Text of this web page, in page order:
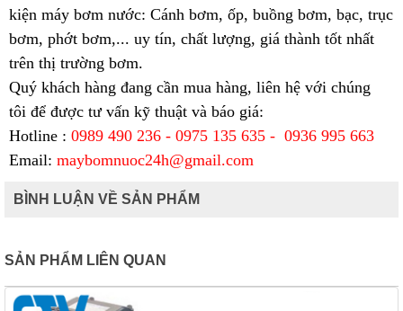
kiện máy bơm nước: Cánh bơm, ốp, buồng bơm, bạc, trục
bơm, phớt bơm,... uy tín, chất lượng, giá thành tốt nhất
trên thị trường bơm.
Quý khách hàng đang cần mua hàng, liên hệ với chúng
tôi để được tư vấn kỹ thuật và báo giá:
Hotline : 0989 490 236 - 0975 135 635 - 0936 995 663
Email: maybomnuoc24h@gmail.com
BÌNH LUẬN VỀ SẢN PHẨM
SẢN PHẨM LIÊN QUAN